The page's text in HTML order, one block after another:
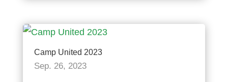
Camp United 2023
Sep. 26, 2023